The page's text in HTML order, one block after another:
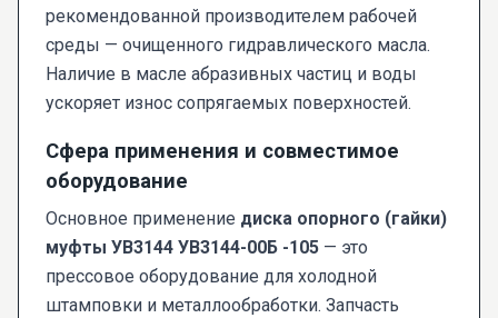
рекомендованной производителем рабочей
среды — очищенного гидравлического масла.
Наличие в масле абразивных частиц и воды
ускоряет износ сопрягаемых поверхностей.
Сфера применения и совместимое
оборудование
Основное применение диска опорного (гайки)
муфты УВ3144 УВ3144-00Б -105 — это
прессовое оборудование для холодной
штамповки и металлообработки. Запчасть